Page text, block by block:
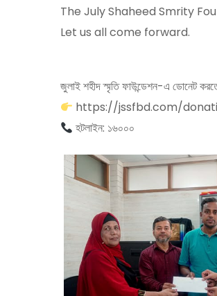
The July Shaheed Smrity
Let us all come forward.
জুলাই শহীদ স্মৃতি ফাউন্ডেশন-এ ডোনেট
https://jssfbd.com/
হটলাইন: ১৬০০০